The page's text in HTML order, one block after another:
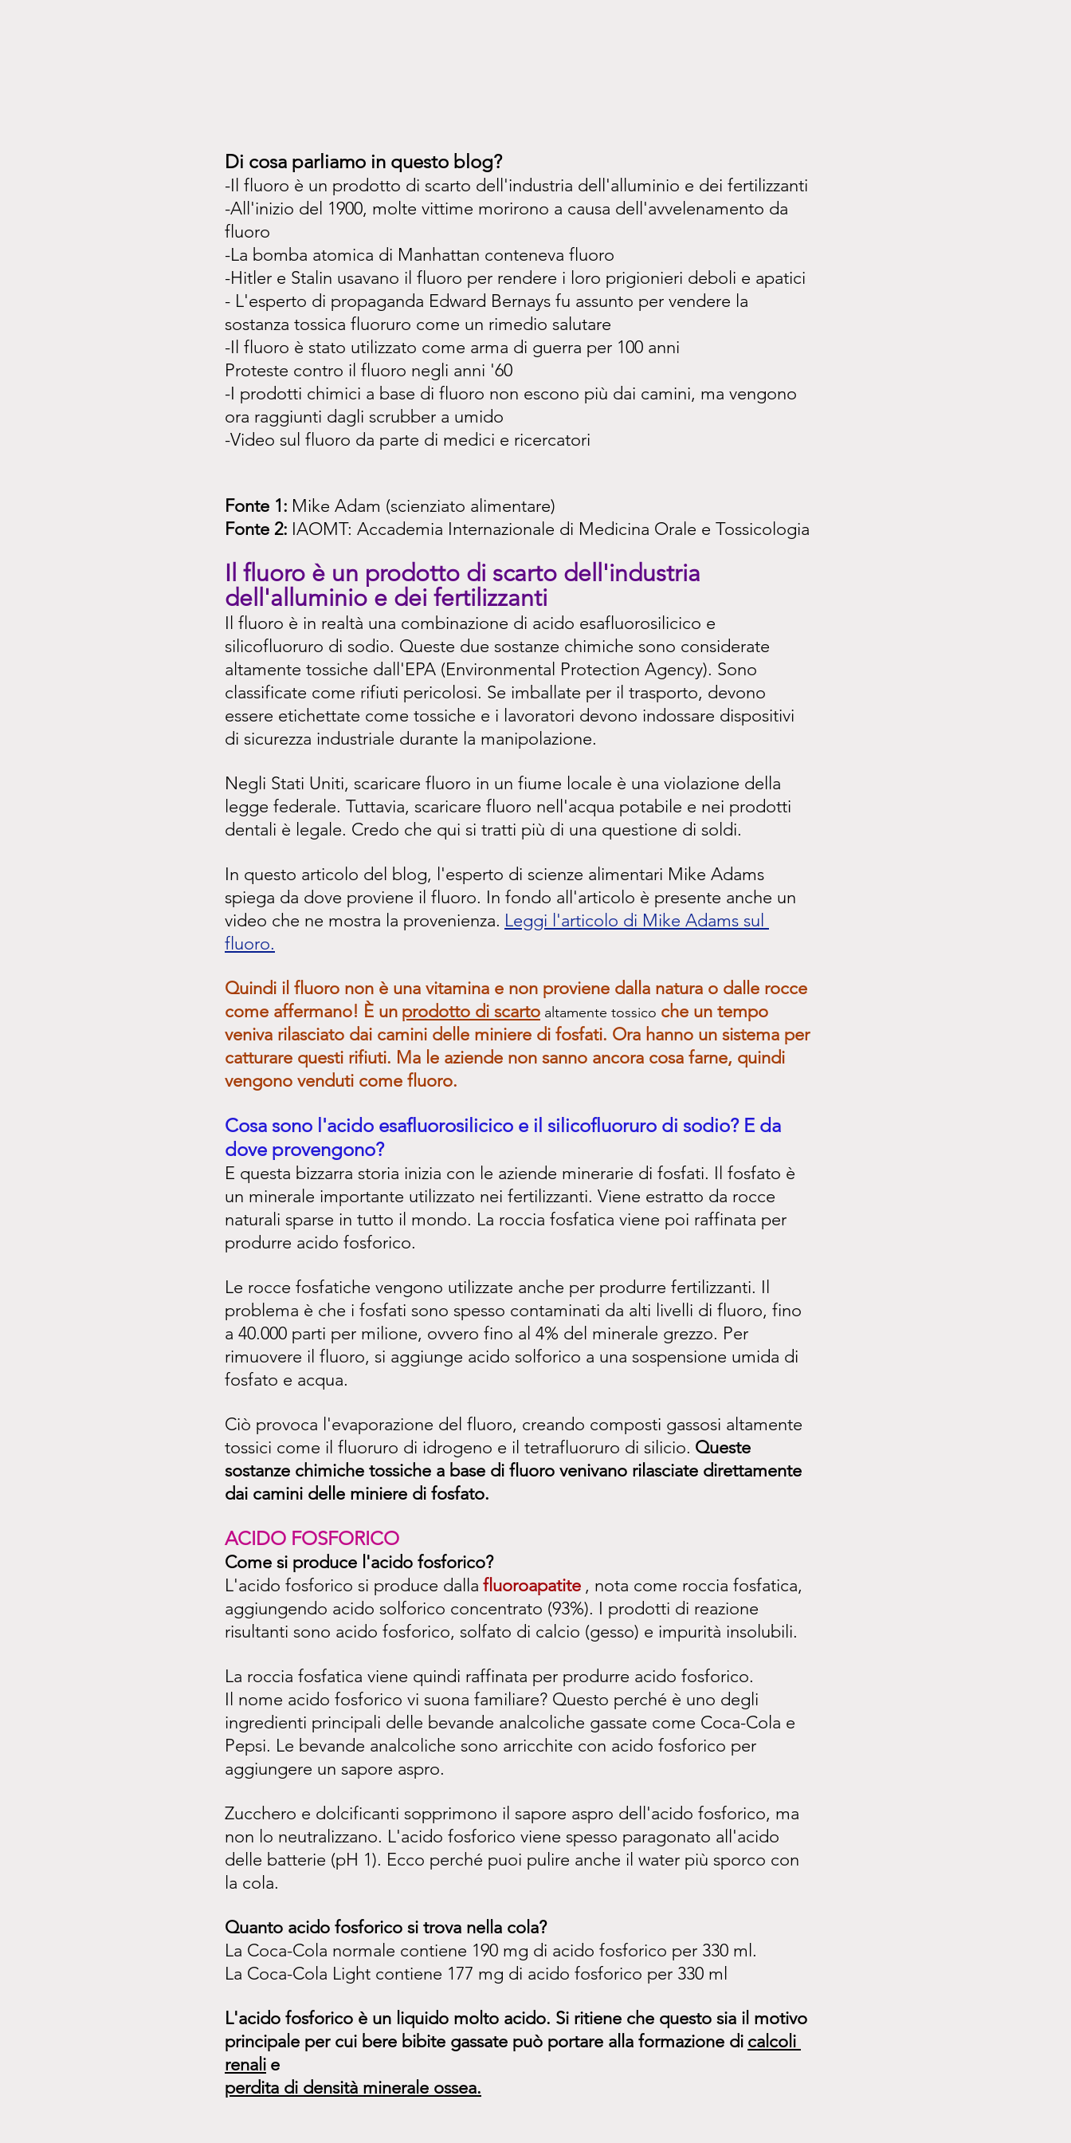
Di cosa parliamo in questo blog?
-Il fluoro è un prodotto di scarto dell'industria dell'alluminio e dei fertilizzanti
-All'inizio del 1900, molte vittime morirono a causa dell'avvelenamento da
fluoro
-La bomba atomica di Manhattan conteneva fluoro
-Hitler e Stalin usavano il fluoro per rendere i loro prigionieri deboli e apatici
- L'esperto di propaganda Edward Bernays fu assunto per vendere la
sostanza tossica fluoruro come un rimedio salutare
-Il fluoro è stato utilizzato come arma di guerra per 100 anni
Proteste contro il fluoro negli anni '60
-I prodotti chimici a base di fluoro non escono più dai camini, ma vengono
ora raggiunti dagli scrubber a umido
-Video sul fluoro da parte di medici e ricercatori
Fonte 1: Mike Adam (scienziato alimentare)
Fonte 2: IAOMT: Accademia Internazionale di Medicina Orale e Tossicologia
Il fluoro è un prodotto di scarto dell'industria
dell'alluminio e dei fertilizzanti
Il fluoro è in realtà una combinazione di acido esafluorosilicico e
silicofluoruro di sodio. Queste due sostanze chimiche sono considerate
altamente tossiche dall'EPA (Environmental Protection Agency). Sono
classificate come rifiuti pericolosi. Se imballate per il trasporto, devono
essere etichettate come tossiche e i lavoratori devono indossare dispositivi
di sicurezza industriale durante la manipolazione.
Negli Stati Uniti, scaricare fluoro in un fiume locale è una violazione della
legge federale. Tuttavia, scaricare fluoro nell'acqua potabile e nei prodotti
dentali è legale. Credo che qui si tratti più di una questione di soldi.
In questo articolo del blog, l'esperto di scienze alimentari Mike Adams
spiega da dove proviene il fluoro. In fondo all'articolo è presente anche un
video che ne mostra la provenienza. Leggi l'articolo di Mike Adams sul
fluoro.
Quindi il fluoro non è una vitamina e non proviene dalla natura o dalle rocce
come affermano! È un prodotto di scarto altamente tossico che un tempo
veniva rilasciato dai camini delle miniere di fosfati. Ora hanno un sistema per
catturare questi rifiuti. Ma le aziende non sanno ancora cosa farne, quindi
vengono venduti come fluoro.
Cosa sono l'acido esafluorosilicico e il silicofluoruro di sodio? E da
dove provengono?
E questa bizzarra storia inizia con le aziende minerarie di fosfati. Il fosfato è
un minerale importante utilizzato nei fertilizzanti. Viene estratto da rocce
naturali sparse in tutto il mondo. La roccia fosfatica viene poi raffinata per
produrre acido fosforico.
Le rocce fosfatiche vengono utilizzate anche per produrre fertilizzanti. Il
problema è che i fosfati sono spesso contaminati da alti livelli di fluoro, fino
a 40.000 parti per milione, ovvero fino al 4% del minerale grezzo. Per
rimuovere il fluoro, si aggiunge acido solforico a una sospensione umida di
fosfato e acqua.
Ciò provoca l'evaporazione del fluoro, creando composti gassosi altamente
tossici come il fluoruro di idrogeno e il tetrafluoruro di silicio. Queste
sostanze chimiche tossiche a base di fluoro venivano rilasciate direttamente
dai camini delle miniere di fosfato.
ACIDO FOSFORICO
Come si produce l'acido fosforico?
L'acido fosforico si produce dalla fluoroapatite , nota come roccia fosfatica,
aggiungendo acido solforico concentrato (93%). I prodotti di reazione
risultanti sono acido fosforico, solfato di calcio (gesso) e impurità insolubili.
La roccia fosfatica viene quindi raffinata per produrre acido fosforico.
Il nome acido fosforico vi suona familiare? Questo perché è uno degli
ingredienti principali delle bevande analcoliche gassate come Coca-Cola e
Pepsi. Le bevande analcoliche sono arricchite con acido fosforico per
aggiungere un sapore aspro.
Zucchero e dolcificanti sopprimono il sapore aspro dell'acido fosforico, ma
non lo neutralizzano. L'acido fosforico viene spesso paragonato all'acido
delle batterie (pH 1). Ecco perché puoi pulire anche il water più sporco con
la cola.
Quanto acido fosforico si trova nella cola?
La Coca-Cola normale contiene 190 mg di acido fosforico per 330 ml.
La Coca-Cola Light contiene 177 mg di acido fosforico per 330 ml
L'acido fosforico è un liquido molto acido. Si ritiene che questo sia il motivo
principale per cui bere bibite gassate può portare alla formazione di calcoli
renali e
perdita di densità minerale ossea.